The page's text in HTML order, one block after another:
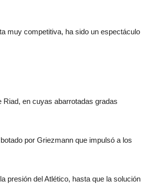
muy competitiva, ha sido un espectáculo
Riad, en cuyas abarrotadas gradas
por Griezmann que impulsó a los
presión del Atlético, hasta que la solución